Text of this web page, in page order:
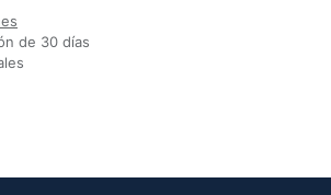
de 30 días